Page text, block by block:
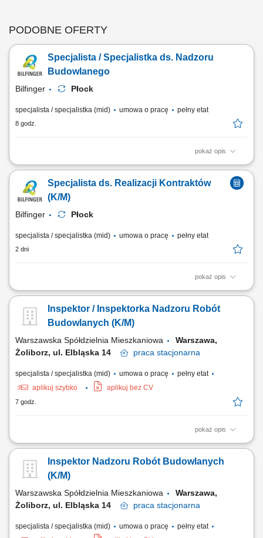
PODOBNE OFERTY
Specjalista / Specjalistka ds. Nadzoru
Budowlanego
Bilfinger Płock
specjalista / specjalistka (mid) umowa o pracę pełny etat
8 godz.
pokaż opis
Opis stanowiska: Koordynowanie przebiegu prac budowlanych oraz
wspieranie kierownika budowy w codziennych zadaniach.
Monitorowanie harmonogramu oraz terminowej realizacji
Specjalista ds. Realizacji Kontraktów
(K/M)
Bilfinger Płock
specjalista / specjalistka (mid) umowa o pracę pełny etat
2 dni
pokaż opis
Twój zakres obowiązków: koordynowanie i nadzorowanie prac na
harmonogramu robót oraz dbałość o terminową realizację zadań;
kontrola zgodności wykonywanych prac z dokumentacją techniczną i
Inspektor / Inspektorka Nadzoru Robót
Budowlanych (K/M)
Warszawska Spółdzielnia Mieszkaniowa
Warszawa,
Żoliborz, ul. Elbląska 14
praca stacjonarna
specjalista / specjalistka (mid) umowa o pracę
pełny etat
aplikuj szybko
aplikuj bez CV
7 godz.
pokaż opis
Zakres obowiązków: pełnienie nadzoru inwestorskiego nad robotami
zgodności prowadzonych prac z dokumentacją projektową,
obowiązującymi przepisami prawa budowlanego oraz normami
Inspektor Nadzoru Robót Budowlanych
(K/M)
Warszawska Spółdzielnia Mieszkaniowa
Warszawa,
Żoliborz, ul. Elbląska 14
praca stacjonarna
specjalista / specjalistka (mid) umowa o pracę
pełny etat